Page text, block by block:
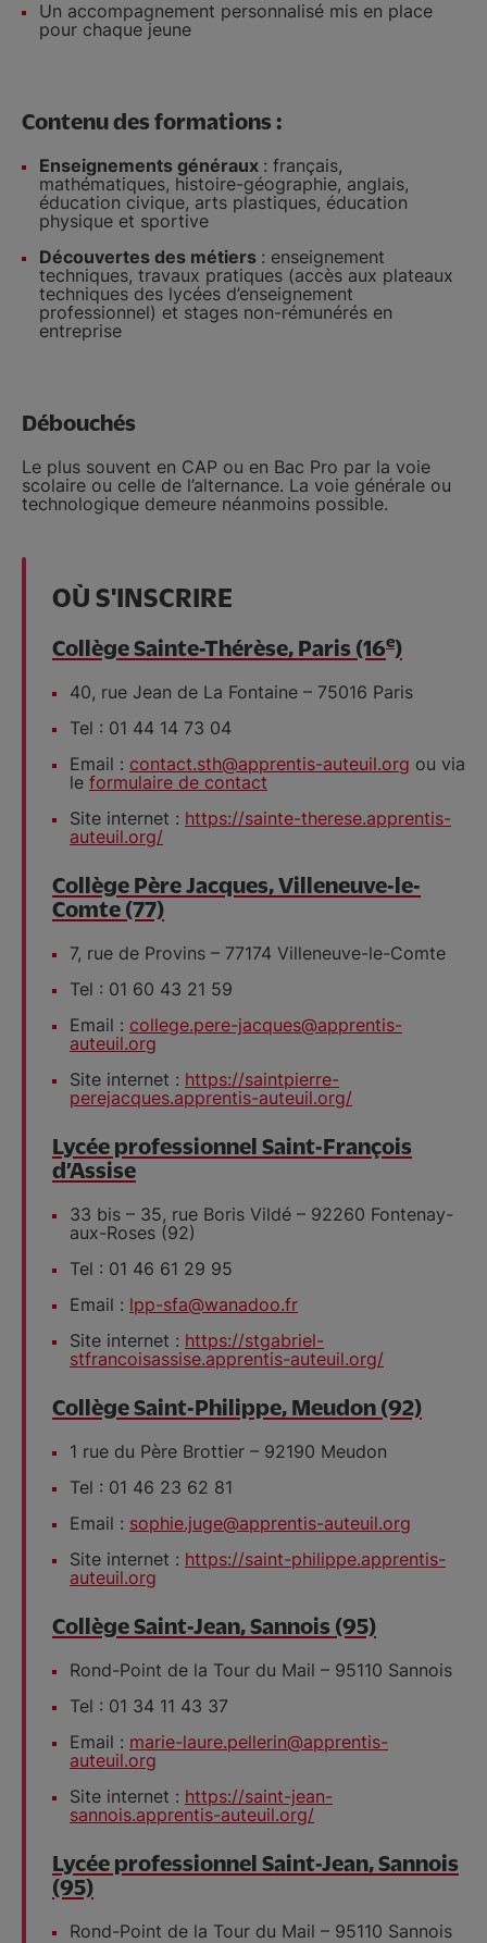
Un accompagnement personnalisé mis en place
pour chaque jeune
Contenu des formations :
Enseignements généraux : français,
mathématiques, histoire-géographie, anglais,
éducation civique, arts plastiques, éducation
physique et sportive
Découvertes des métiers : enseignement
techniques, travaux pratiques (accès aux plateaux
techniques des lycées d’enseignement
professionnel) et stages non-rémunérés en
entreprise
Débouchés
Le plus souvent en CAP ou en Bac Pro par la voie
scolaire ou celle de l’alternance. La voie générale ou
technologique demeure néanmoins possible.
OÙ S'INSCRIRE
Collège Sainte-Thérèse, Paris (16e)
40, rue Jean de La Fontaine – 75016 Paris
Tel : 01 44 14 73 04
Email : contact.sth@apprentis-auteuil.org ou via
le formulaire de contact
Site internet : https://sainte-therese.apprentis-
auteuil.org/
Collège Père Jacques, Villeneuve-le-
Comte (77)
7, rue de Provins – 77174 Villeneuve-le-Comte
Tel : 01 60 43 21 59
Email : college.pere-jacques@apprentis-
auteuil.org
Site internet : https://saintpierre-
perejacques.apprentis-auteuil.org/
Lycée professionnel Saint-François
d’Assise
33 bis – 35, rue Boris Vildé – 92260 Fontenay-
aux-Roses (92)
Tel : 01 46 61 29 95
Email : lpp-sfa@wanadoo.fr
Site internet : https://stgabriel-
stfrancoisassise.apprentis-auteuil.org/
Collège Saint-Philippe, Meudon (92)
1 rue du Père Brottier – 92190 Meudon
Tel : 01 46 23 62 81
Email : sophie.juge@apprentis-auteuil.org
Site internet : https://saint-philippe.apprentis-
auteuil.org
Collège Saint-Jean, Sannois (95)
Rond-Point de la Tour du Mail – 95110 Sannois
Tel : 01 34 11 43 37
Email : marie-laure.pellerin@apprentis-
auteuil.org
Site internet : https://saint-jean-
sannois.apprentis-auteuil.org/
Lycée professionnel Saint-Jean, Sannois
(95)
Rond-Point de la Tour du Mail – 95110 Sannois